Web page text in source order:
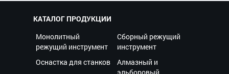
КАТАЛОГ ПРОДУКЦИИ
Монолитный
режущий инструмент
Сборный режущий
инструмент
Оснастка для станков
Алмазный и
эльборовый